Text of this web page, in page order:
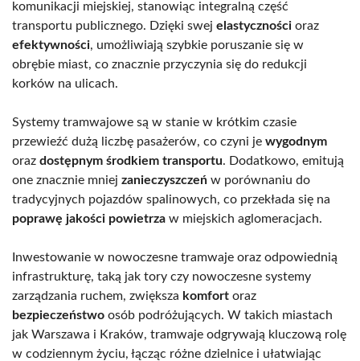
komunikacji miejskiej, stanowiąc integralną część
transportu publicznego. Dzięki swej elastyczności oraz
efektywności, umożliwiają szybkie poruszanie się w
obrębie miast, co znacznie przyczynia się do redukcji
korków na ulicach.
Systemy tramwajowe są w stanie w krótkim czasie
przewieźć dużą liczbę pasażerów, co czyni je wygodnym
oraz dostępnym środkiem transportu. Dodatkowo, emitują
one znacznie mniej zanieczyszczeń w porównaniu do
tradycyjnych pojazdów spalinowych, co przekłada się na
poprawę jakości powietrza w miejskich aglomeracjach.
Inwestowanie w nowoczesne tramwaje oraz odpowiednią
infrastrukturę, taką jak tory czy nowoczesne systemy
zarządzania ruchem, zwiększa komfort oraz
bezpieczeństwo osób podróżujących. W takich miastach
jak Warszawa i Kraków, tramwaje odgrywają kluczową rolę
w codziennym życiu, łącząc różne dzielnice i ułatwiając